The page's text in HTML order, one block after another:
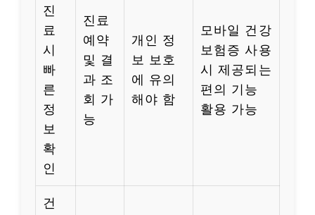
진
료
시
빠
른
정
보
확
인
진료
예약
및 결
과 조
회 가
능
개인 정
보 보호
에 유의
해야 함
모바일 건강
보험증 사용
시 제공되는
편의 기능
활용 가능
건